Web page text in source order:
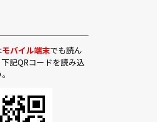
モバイル端末でも読ん
記QRコードを読み込